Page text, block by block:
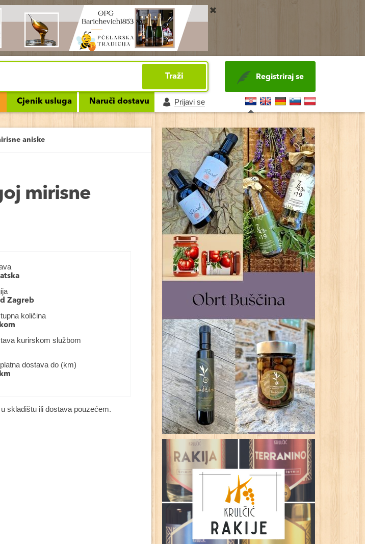
Traži Registriraj se
Cjenik usluga Naruči dostavu Prijavi se
aniske
mirisne
Zagreb
količina
kurirskom službom
dostava do (km)
skladištu ili dostava pouzećem.